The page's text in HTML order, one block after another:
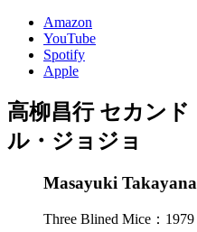
Amazon
YouTube
Spotify
Apple
高柳昌行 セカン
ル・ジョジョ
Masayuki
Three Blined Mice：1979